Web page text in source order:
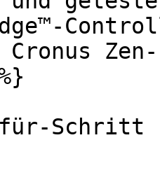
Zen-
Schritt